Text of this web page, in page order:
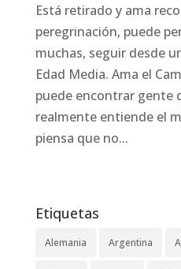
Está retirado y ama
peregrinación, puede
muchas, seguir desde
Edad Media. Ama el
puede encontrar gente
realmente entiende el
piensa que no...
Etiquetas
Alemania Argentina